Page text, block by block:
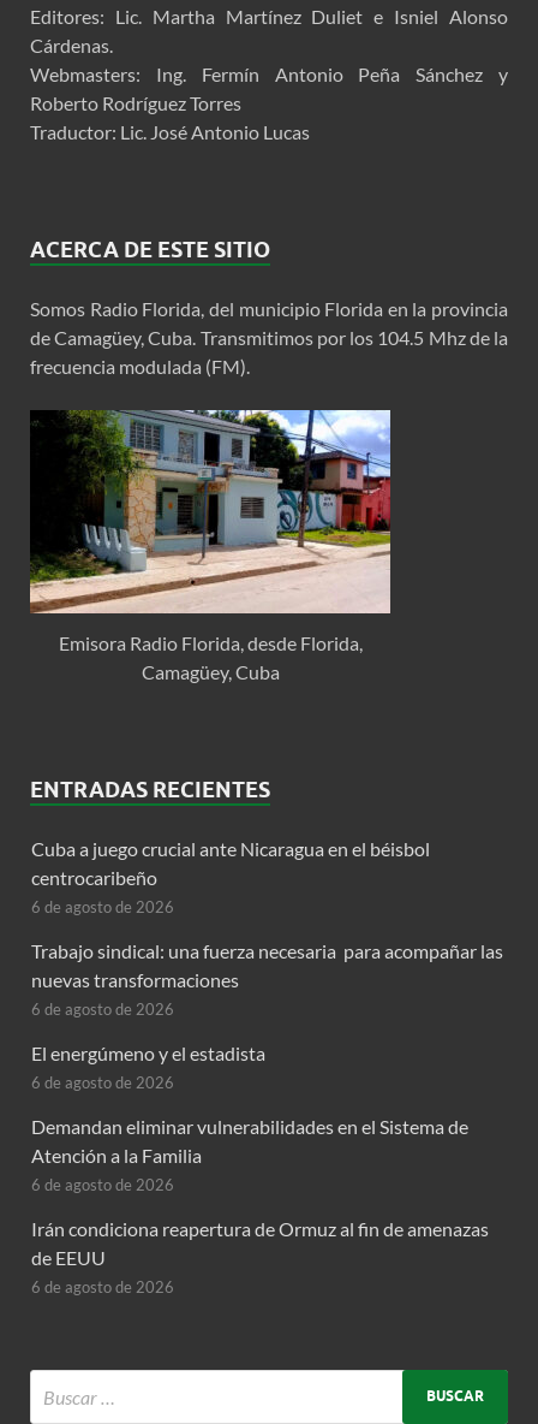
Editores: Lic. Martha Martínez Duliet e Isniel Alonso
Cárdenas.
Webmasters: Ing. Fermín Antonio Peña Sánchez y
Roberto Rodríguez Torres
Traductor: Lic. José Antonio Lucas
ACERCA DE ESTE SITIO
Somos Radio Florida, del municipio Florida en la provincia
de Camagüey, Cuba. Transmitimos por los 104.5 Mhz de la
frecuencia modulada (FM).
Emisora Radio Florida, desde Florida,
Camagüey, Cuba
ENTRADAS RECIENTES
Cuba a juego crucial ante Nicaragua en el béisbol
centrocaribeño
6 de agosto de 2026
Trabajo sindical: una fuerza necesaria para acompañar las
nuevas transformaciones
6 de agosto de 2026
El energúmeno y el estadista
6 de agosto de 2026
Demandan eliminar vulnerabilidades en el Sistema de
Atención a la Familia
6 de agosto de 2026
Irán condiciona reapertura de Ormuz al fin de amenazas
de EEUU
6 de agosto de 2026